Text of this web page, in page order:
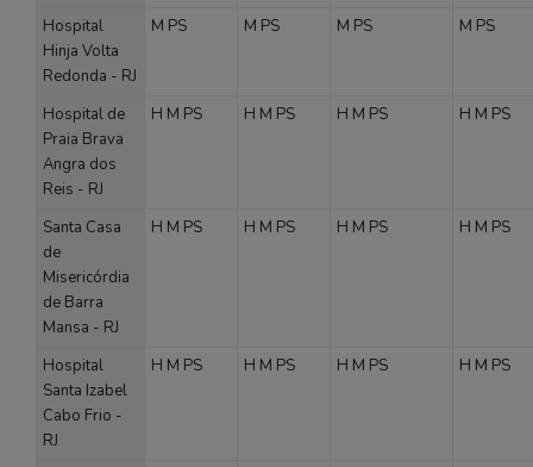
Hospital
Hinja Volta
Redonda - RJ
M PS M PS M PS M PS
Hospital de
Praia Brava
Angra dos
Reis - RJ
H M PS H M PS H M PS H M PS
Santa Casa
de
Misericórdia
de Barra
Mansa - RJ
H M PS H M PS H M PS H M PS
Hospital
Santa Izabel
Cabo Frio -
RJ
H M PS H M PS H M PS H M PS